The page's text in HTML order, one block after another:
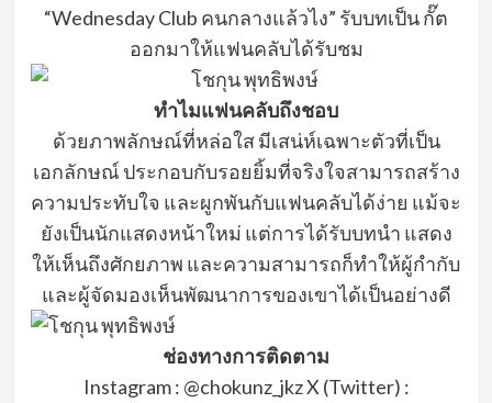
“WednesdayClub คนกลางแล้วไง” รับบทเป็น กั๊ต
ออกมาให้แฟนคลับได้รับชม
ทำไมแฟนคลับถึงชอบ
ด้วยภาพลักษณ์ที่หล่อใส มีเสน่ห์เฉพาะตัวที่เป็น
เอกลักษณ์ประกอบกับรอยยิ้มที่จริงใจสามารถสร้าง
ความประทับใจ และผูกพันกับแฟนคลับได้ง่าย แม้จะ
ยังเป็นนักแสดงหน้าใหม่ แต่การได้รับบทนำ แสดง
ให้เห็นถึงศักยภาพ และความสามารถก็ทำให้ผู้กำกับ
และผู้จัดมองเห็นพัฒนาการของเขาได้เป็นอย่างดี
ช่องทางการติดตาม
Instagram : @chokunz_jkzX (Twitter) :